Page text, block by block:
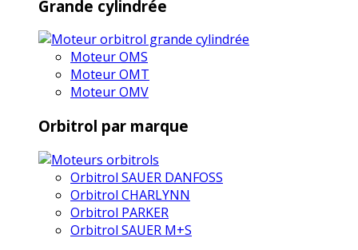
Grande cylindrée
Moteur OMS
Moteur OMT
Moteur OMV
Orbitrol par marque
Orbitrol SAUER DANFOSS
Orbitrol CHARLYNN
Orbitrol PARKER
Orbitrol SAUER M+S